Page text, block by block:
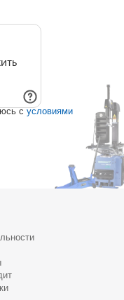
с условиями